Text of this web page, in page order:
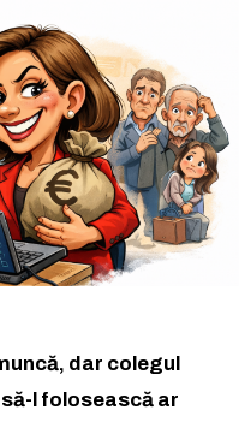
dar colegul
l folosească ar